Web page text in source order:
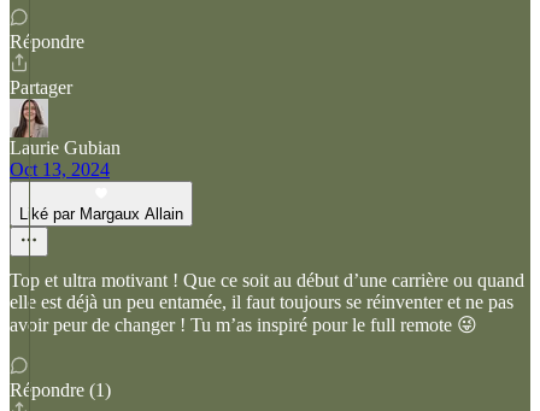
Répondre
Partager
Laurie Gubian
Oct 13, 2024
Liké par Margaux Allain
Top et ultra motivant ! Que ce soit au début d’une carrière ou quand
elle est déjà un peu entamée, il faut toujours se réinventer et ne pas
avoir peur de changer ! Tu m’as inspiré pour le full remote 😜
Répondre (1)